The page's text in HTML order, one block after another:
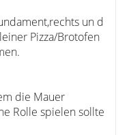
un d
Pizza/Brotofen
die Mauer
Rolle spielen sollte